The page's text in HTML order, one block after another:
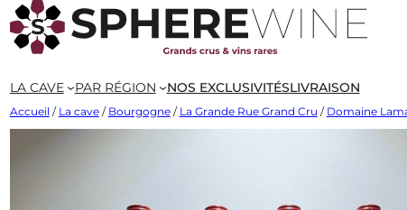
LA CAVE PAR RÉGION NOS EXCLUSIVITÉSLIVRAISON
Accueil / La cave/ Bourgogne/ La Grande Rue Grand Cru / Domaine